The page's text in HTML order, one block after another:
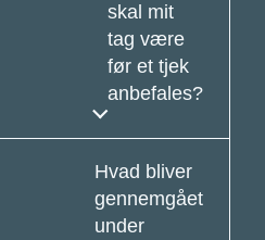
skal mit
tag være
før et tjek
anbefales?
Hvad bliver
gennemgået
under